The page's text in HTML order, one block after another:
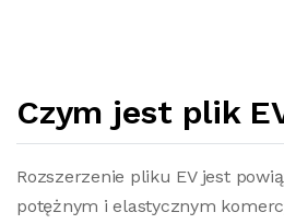
Czym jest plik
Rozszerzenie pliku EV jest
potężnym i elastycznym